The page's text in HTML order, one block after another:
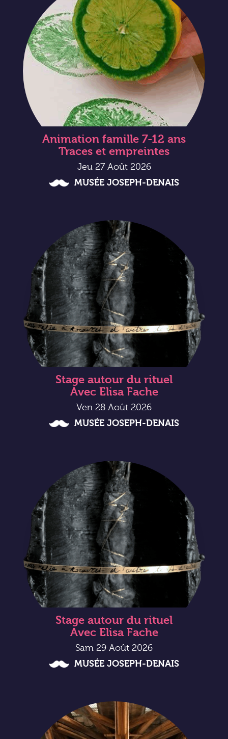
Animation famille 7-12 ans
Traces et empreintes
Jeu 27 Août 2026
MUSÉE JOSEPH-DENAIS
Stage autour du rituel
Avec Elisa Fache
Ven 28 Août 2026
MUSÉE JOSEPH-DENAIS
Stage autour du rituel
Avec Elisa Fache
Sam 29 Août 2026
MUSÉE JOSEPH-DENAIS